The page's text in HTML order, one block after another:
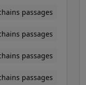
passages
passages
passages
passages